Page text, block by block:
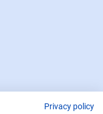
Privacy policy